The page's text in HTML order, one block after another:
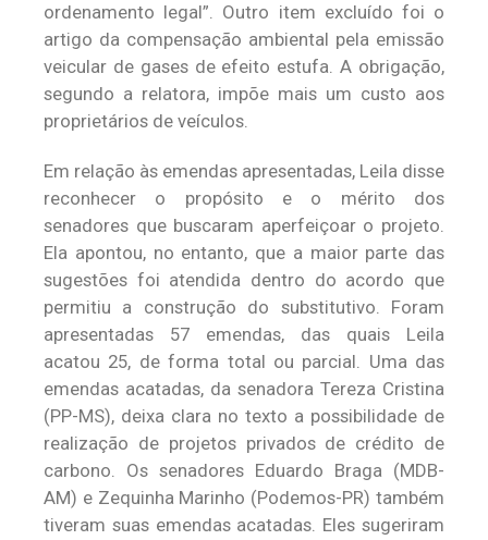
ordenamento legal”. Outro item excluído foi o
artigo da compensação ambiental pela emissão
veicular de gases de efeito estufa. A obrigação,
segundo a relatora, impõe mais um custo aos
proprietários de veículos.
Em relação às emendas apresentadas, Leila disse
reconhecer o propósito e o mérito dos
senadores que buscaram aperfeiçoar o projeto.
Ela apontou, no entanto, que a maior parte das
sugestões foi atendida dentro do acordo que
permitiu a construção do substitutivo. Foram
apresentadas 57 emendas, das quais Leila
acatou 25, de forma total ou parcial. Uma das
emendas acatadas, da senadora Tereza Cristina
(PP-MS), deixa clara no texto a possibilidade de
realização de projetos privados de crédito de
carbono. Os senadores Eduardo Braga (MDB-
AM) e Zequinha Marinho (Podemos-PR) também
tiveram suas emendas acatadas. Eles sugeriram